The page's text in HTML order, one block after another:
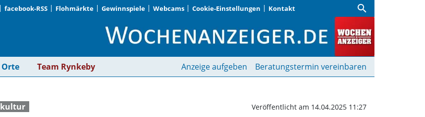
facebook-RSS Flohmärkte Gewinnspiele Webcams Cookie-Einstellungen Kontakt search
Artists in Residency zeigen Ausstellung mit
Orte Team Rynkeby Anzeige aufgeben Beratungstermin vereinbaren
kultur Veröffentlicht am 14.04.2025 11:27